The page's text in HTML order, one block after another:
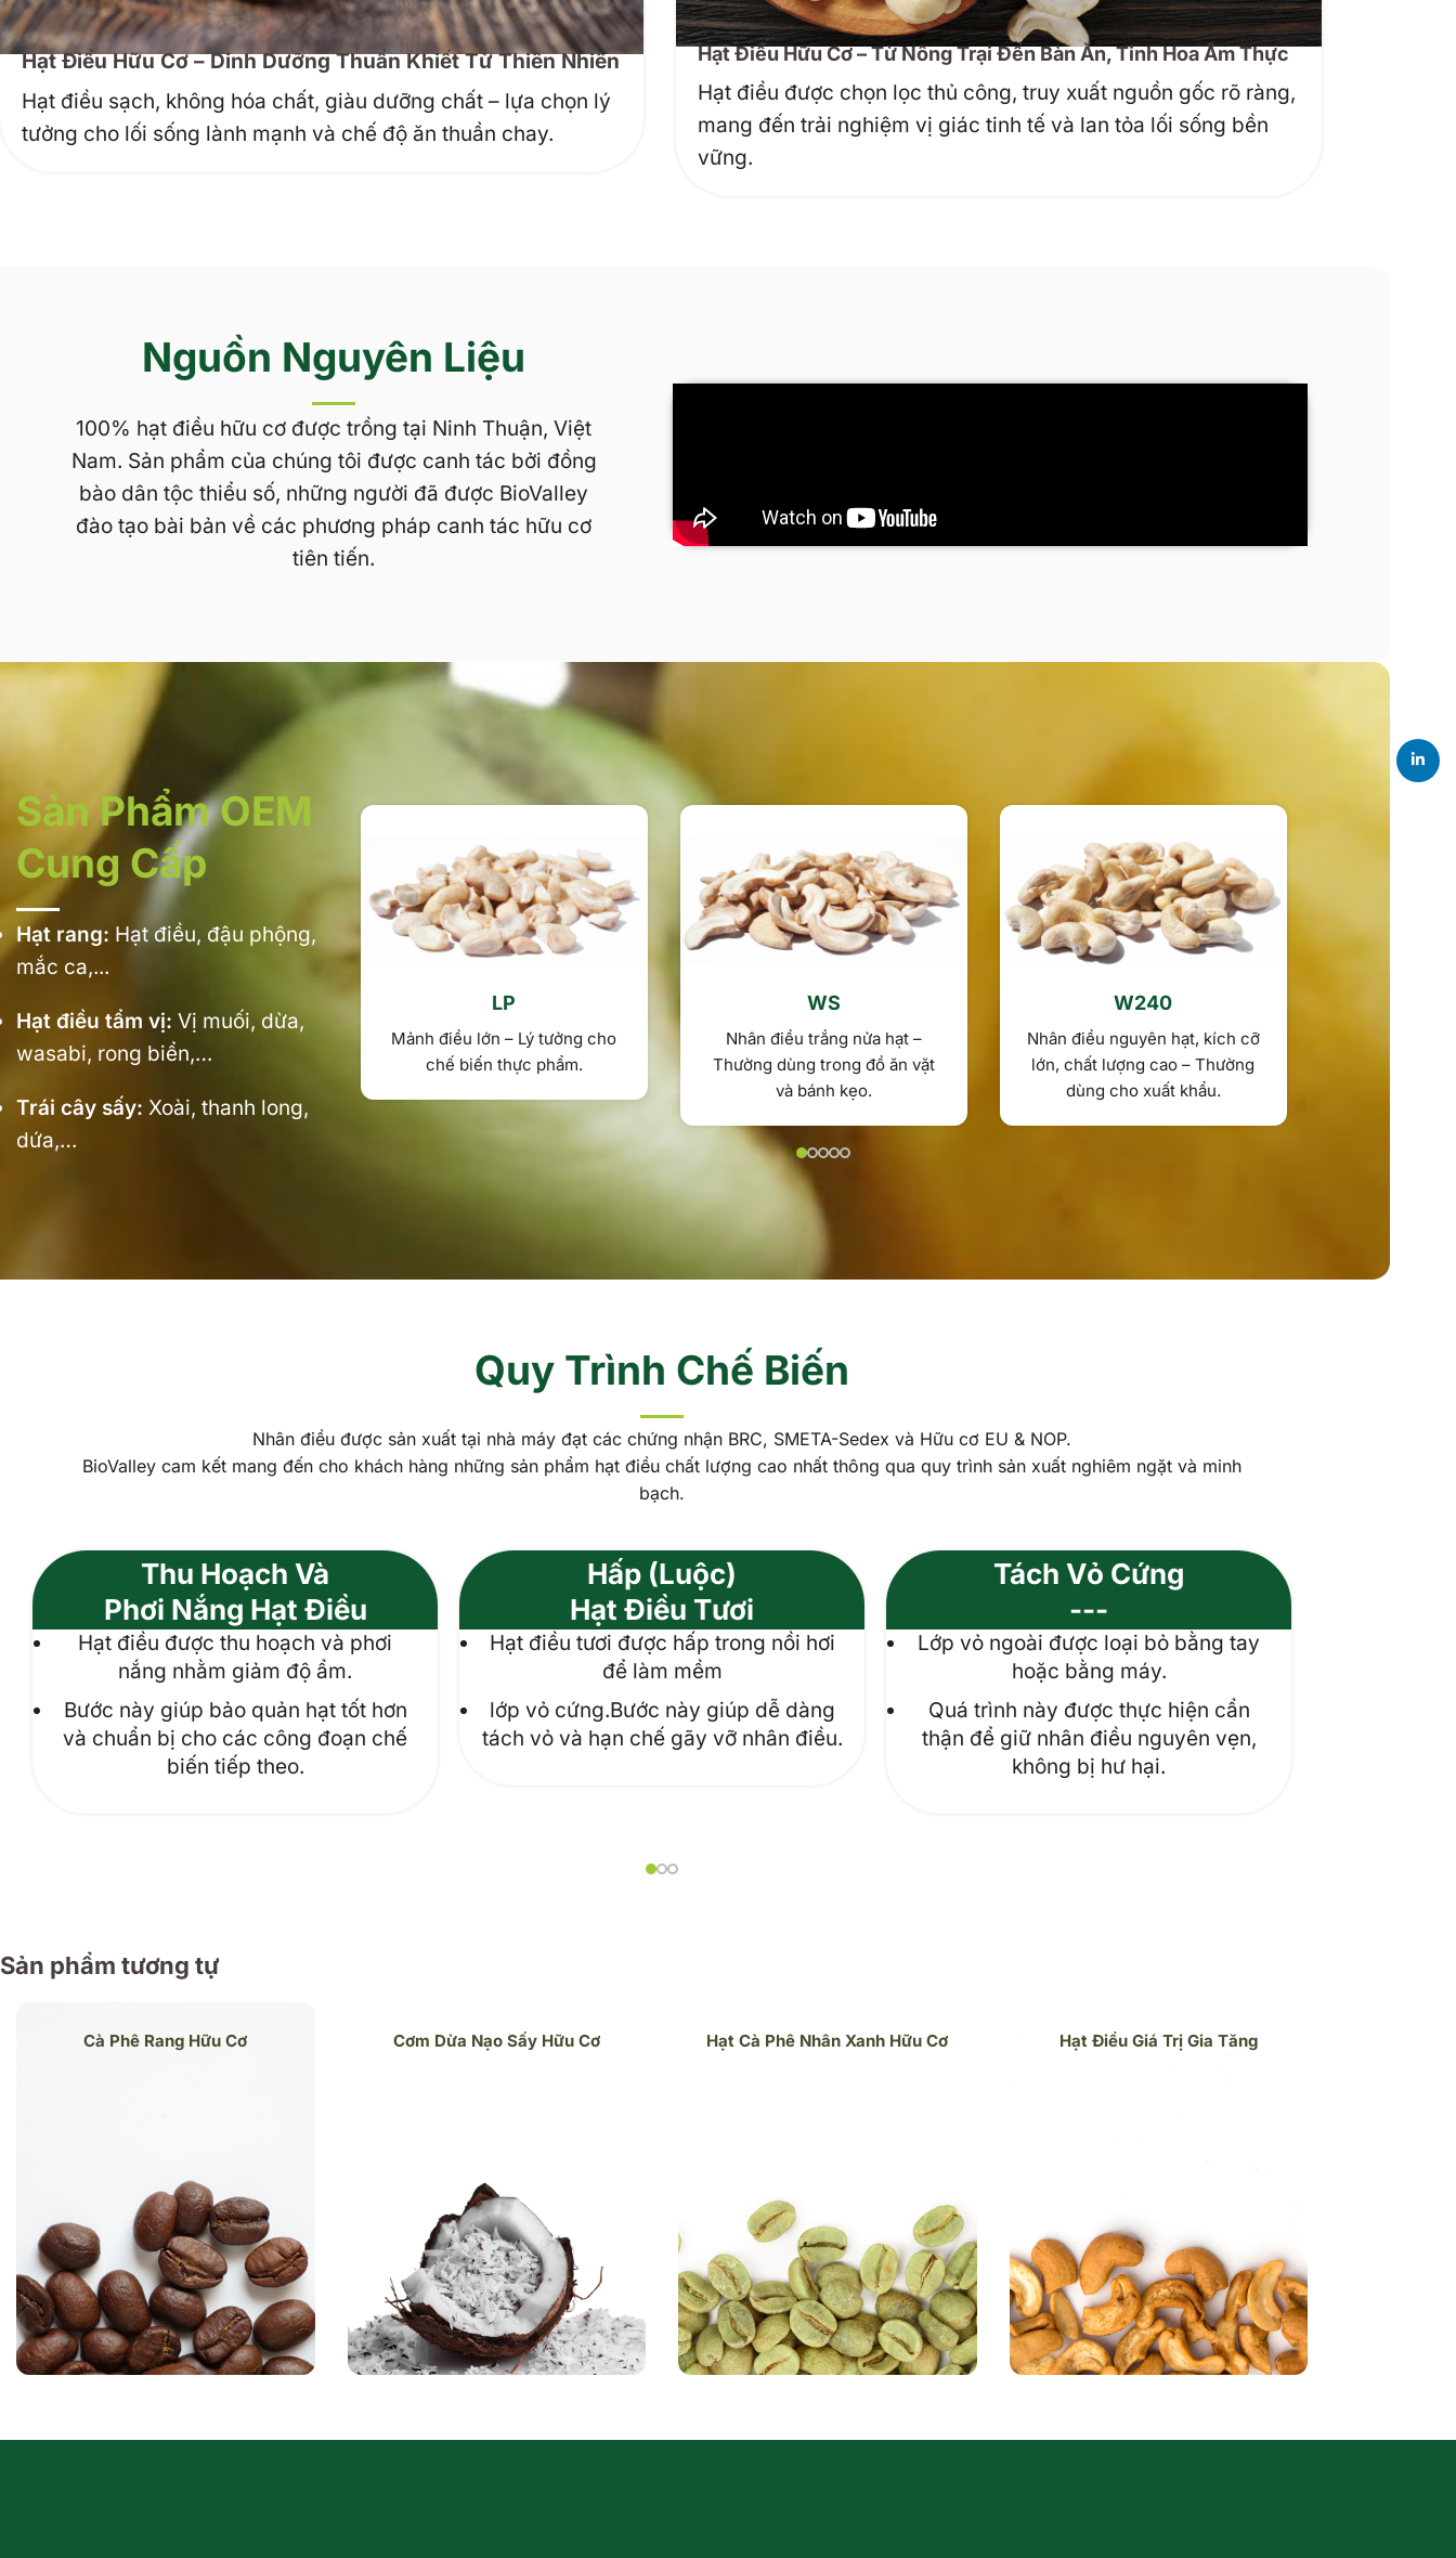
Hạt Điều Hữu Cơ – Dinh Dưỡng Thuần Khiết Từ Thiên Nhiên
Hạt điều sạch, không hóa chất, giàu dưỡng chất – lựa chọn lý
tưởng cho lối sống lành mạnh và chế độ ăn thuần chay.
Hạt Điều Hữu Cơ – Từ Nông Trại Đến Bàn Ăn, Tinh Hoa Ẩm Thực
Hạt điều được chọn lọc thủ công, truy xuất nguồn gốc rõ ràng,
mang đến trải nghiệm vị giác tinh tế và lan tỏa lối sống bền
vững.
Nguồn Nguyên Liệu
100% hạt điều hữu cơ được trồng tại Ninh Thuận, Việt
Nam. Sản phẩm của chúng tôi được canh tác bởi đồng
bào dân tộc thiểu số, những người đã được BioValley
đào tạo bài bản về các phương pháp canh tác hữu cơ
tiên tiến.
Sản Phẩm OEM
Cung Cấp
Hạt rang: Hạt điều, đậu phộng,
mắc ca,...
Hạt điều tẩm vị: Vị muối, dừa,
wasabi, rong biển,…
Trái cây sấy: Xoài, thanh long,
dứa,…
LP
Mảnh điều lớn – Lý tưởng cho
chế biến thực phẩm.
WS
Nhân điều trắng nửa hạt –
Thường dùng trong đồ ăn vặt
và bánh kẹo.
W240
Nhân điều nguyên hạt, kích cỡ
lớn, chất lượng cao – Thường
dùng cho xuất khẩu.
Quy Trình Chế Biến
Nhân điều được sản xuất tại nhà máy đạt các chứng nhận BRC, SMETA-Sedex và Hữu cơ EU & NOP.
BioValley cam kết mang đến cho khách hàng những sản phẩm hạt điều chất lượng cao nhất thông qua quy trình sản xuất nghiêm ngặt và minh
bạch.
Thu Hoạch Và
Phơi Nắng Hạt Điều
Hạt điều được thu hoạch và phơi
nắng nhằm giảm độ ẩm.
Bước này giúp bảo quản hạt tốt hơn
và chuẩn bị cho các công đoạn chế
biến tiếp theo.
Hấp (Luộc)
Hạt Điều Tươi
Hạt điều tươi được hấp trong nồi hơi
để làm mềm
lớp vỏ cứng.Bước này giúp dễ dàng
tách vỏ và hạn chế gãy vỡ nhân điều.
Tách Vỏ Cứng
---
Lớp vỏ ngoài được loại bỏ bằng tay
hoặc bằng máy.
Quá trình này được thực hiện cẩn
thận để giữ nhân điều nguyên vẹn,
không bị hư hại.
Sản phẩm tương tự
Cà Phê Rang Hữu Cơ Cơm Dừa Nạo Sấy Hữu Cơ Hạt Cà Phê Nhân Xanh Hữu Cơ Hạt Điều Giá Trị Gia Tăng